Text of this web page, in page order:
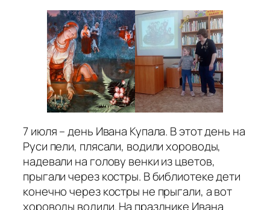
7 июля – день Ивана Купала. В этот день на
Руси пели, плясали, водили хороводы,
надевали на голову венки из цветов,
прыгали через костры. В библиотеке дети
конечно через костры не прыгали, а вот
хороводы водили. На празднике Ивана